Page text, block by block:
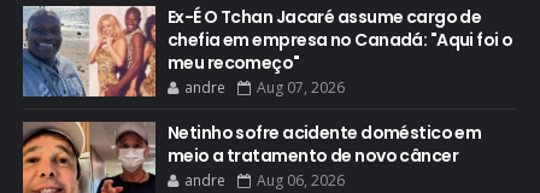
Ex-É O Tchan Jacaré assume cargo de
chefia em empresa no Canadá: "Aqui foi o
meu recomeço"
andre Aug 07, 2026
Netinho sofre acidente doméstico em
meio a tratamento de novo câncer
andre Aug 06, 2026